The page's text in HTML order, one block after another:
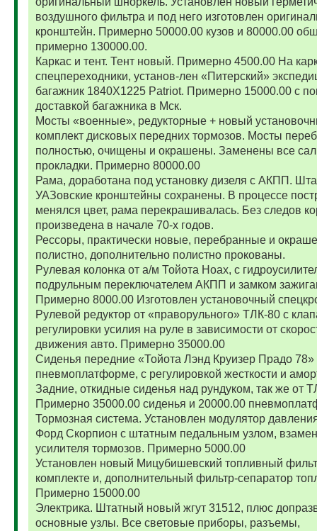
воздушного фильтра и под него изготовлен
кронштейн. Примерно 50000.00 кузов и 80000.00
примерно 130000.00.
Каркас и тент. Тент новый. Примерно 4500.00 На
спецпереходники, установ-лен «Питерский»
багажник 1840Х1225 Patriot. Примерно 15000.00 с
доставкой багажника в Мск.
Мосты «военные», редукторные + новый
комплект дисковых передних тормозов. Мосты
полностью, очищены и окрашены. Заменены все
прокладки. Примерно 80000.00
Рама, доработана под установку дизеля с АКПП.
УАЗовские кронштейны сохранены. В процессе
менялся цвет, рама перекрашивалась. Без следов
произведена в начале 70-х годов.
Рессоры, практически новые, перебранные и
полистно, дополнительно полистно прокованы.
Рулевая колонка от а/м Тойота Ноах, с
подрульным переключателем АКПП и замком
Примерно 8000.00 Изготовлен установочный
Рулевой редуктор от «праворульного» ТЛК-80 с
регулировки усилия на руле в зависимости от
движения авто. Примерно 35000.00
Сиденья передние «Тойота Лэнд Круизер Прадо 78»
пневмоплатформе, с регулировкой жесткости и
Задние, откидные сиденья над рундуком, так же от
Примерно 35000.00 сиденья и 20000.00
Тормозная система. Установлен модулятор
Форд Скорпион с штатным педальным узлом, взамен
усилителя тормозов. Примерно 5000.00
Установлен новый Мицубишевский топливный
комплекте и, дополнительный фильтр-сепаратор
Примерно 15000.00
Электрика. Штатный новый жгут 31512, плюс
основные узлы. Все световые приборы, разъемы,